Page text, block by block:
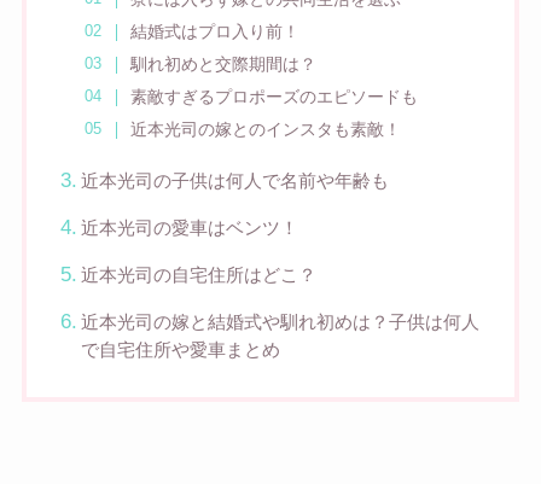
結婚式はプロ入り前！
馴れ初めと交際期間は？
素敵すぎるプロポーズのエピソードも
近本光司の嫁とのインスタも素敵！
近本光司の子供は何人で名前や年齢も
近本光司の愛車はベンツ！
近本光司の自宅住所はどこ？
近本光司の嫁と結婚式や馴れ初めは？子供は何人
で自宅住所や愛車まとめ